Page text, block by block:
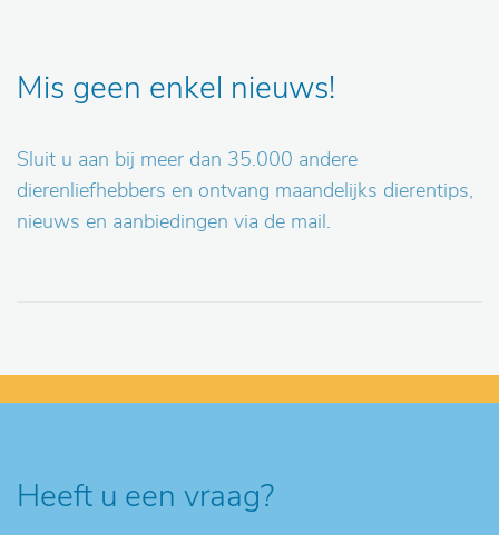
Mis geen enkel nieuws!
Sluit u aan bij meer dan 35.000 andere
dierenliefhebbers en ontvang maandelijks dierentips,
nieuws en aanbiedingen via de mail.
Heeft u een vraag?